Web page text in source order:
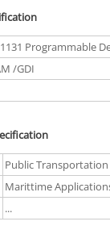
1131 Programmable
/GDI
Public Transportation
Marittime
...